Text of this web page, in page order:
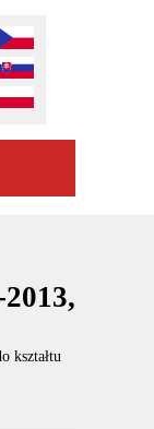
kształtu